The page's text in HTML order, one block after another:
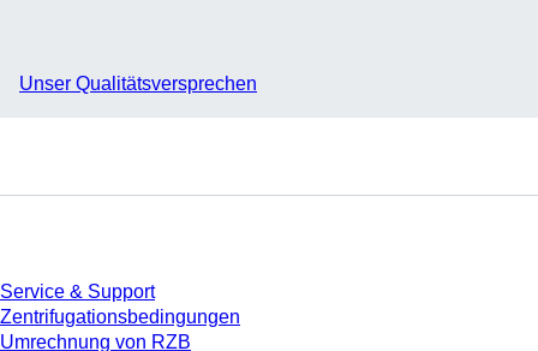
Unser Qualitätsversprechen
Service & Support
Zentrifugationsbedingungen
Umrechnung von RZB